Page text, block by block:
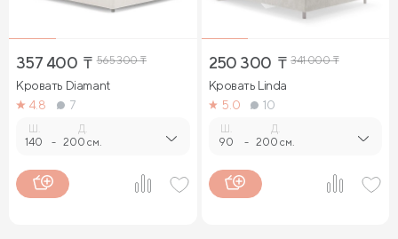
357 400 ₸ 565 300₸
Кровать Diamant
4.8
7
Ш.
140 -
Д.
200 см.
250 300 ₸ 341 000₸
Кровать Linda
5.0
10
Ш.
90 -
Д.
200 см.